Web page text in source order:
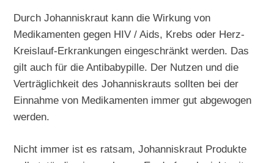
Durch Johanniskraut kann die Wirkung von
Medikamenten gegen HIV / Aids, Krebs oder Herz-
Kreislauf-Erkrankungen eingeschränkt werden. Das
gilt auch für die Antibabypille. Der Nutzen und die
Verträglichkeit des Johanniskrauts sollten bei der
Einnahme von Medikamenten immer gut abgewogen
werden.
Nicht immer ist es ratsam, Johanniskraut Produkte